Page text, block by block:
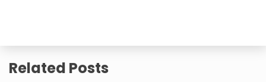
Related Posts